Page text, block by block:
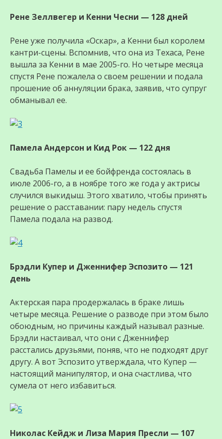
Рене Зеллвегер и Кенни Чесни — 128 дней
Рене уже получила «Оскар», а Кенни был королем
кантри-сцены. Вспомнив, что она из Техаса, Рене
вышла за Кенни в мае 2005-го. Но четыре месяца
спустя Рене пожалела о своем решении и подала
прошение об аннуляции брака, заявив, что супруг
обманывал ее.
Памела Андерсон и Кид Рок — 122 дня
Свадьба Памелы и ее бойфренда состоялась в
июле 2006-го, а в ноябре того же года у актрисы
случился выкидыш. Этого хватило, чтобы принять
решение о расставании: пару недель спустя
Памела подала на развод.
Брэдли Купер и Дженнифер Эспозито — 121
день
Актерская пара продержалась в браке лишь
четыре месяца. Решение о разводе при этом было
обоюдным, но причины каждый называл разные.
Брэдли настаивал, что они с Дженнифер
расстались друзьями, поняв, что не подходят друг
другу. А вот Эспозито утверждала, что Купер —
настоящий манипулятор, и она счастлива, что
сумела от него избавиться.
Николас Кейдж и Лиза Мария Пресли — 107